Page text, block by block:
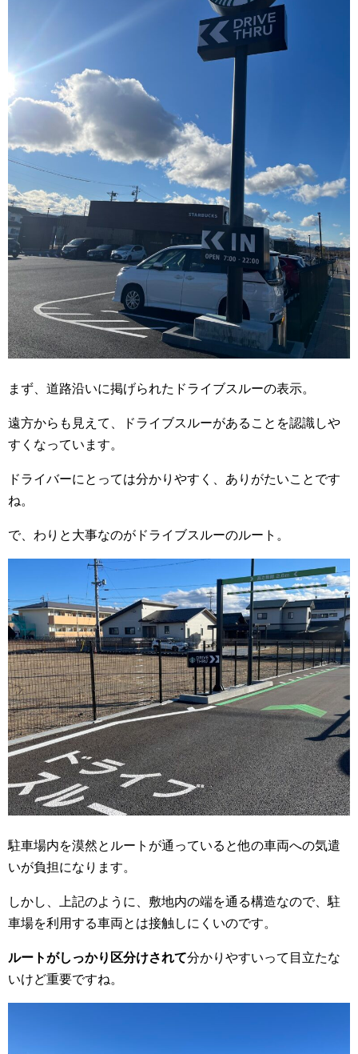
まず、道路沿いに掲げられたドライブスルーの表示。
遠方からも見えて、ドライブスルーがあることを認識しや
すくなっています。
ドライバーにとっては分かりやすく、ありがたいことです
ね。
で、わりと大事なのがドライブスルーのルート。
駐車場内を漠然とルートが通っていると他の車両への気遣
いが負担になります。
しかし、上記のように、敷地内の端を通る構造なので、駐
車場を利用する車両とは接触しにくいのです。
ルートがしっかり区分けされて分かりやすいって目立たな
いけど重要ですね。